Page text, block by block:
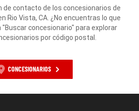
de contacto de los concesionarios de
Rio Vista, CA. ¿No encuentras lo que
"Buscar concesionario" para explorar
por código postal.
CONCESIONARIOS